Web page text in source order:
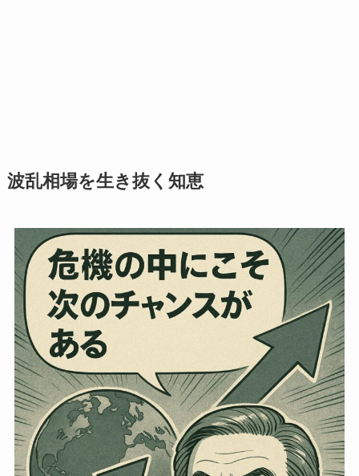
波乱相場を生き抜く知恵